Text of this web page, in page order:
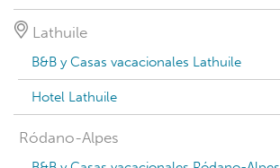
Lathuile
B&B y Casas vacacionales Lathuile
Hotel Lathuile
Ródano-Alpes